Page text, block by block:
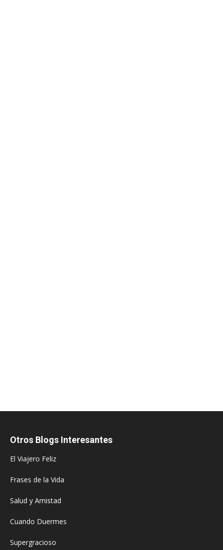
Otros Blogs Interesantes
El Viajero Feliz
Frases de la Vida
Salud y Amistad
Cuando Duermes
Supergracioso